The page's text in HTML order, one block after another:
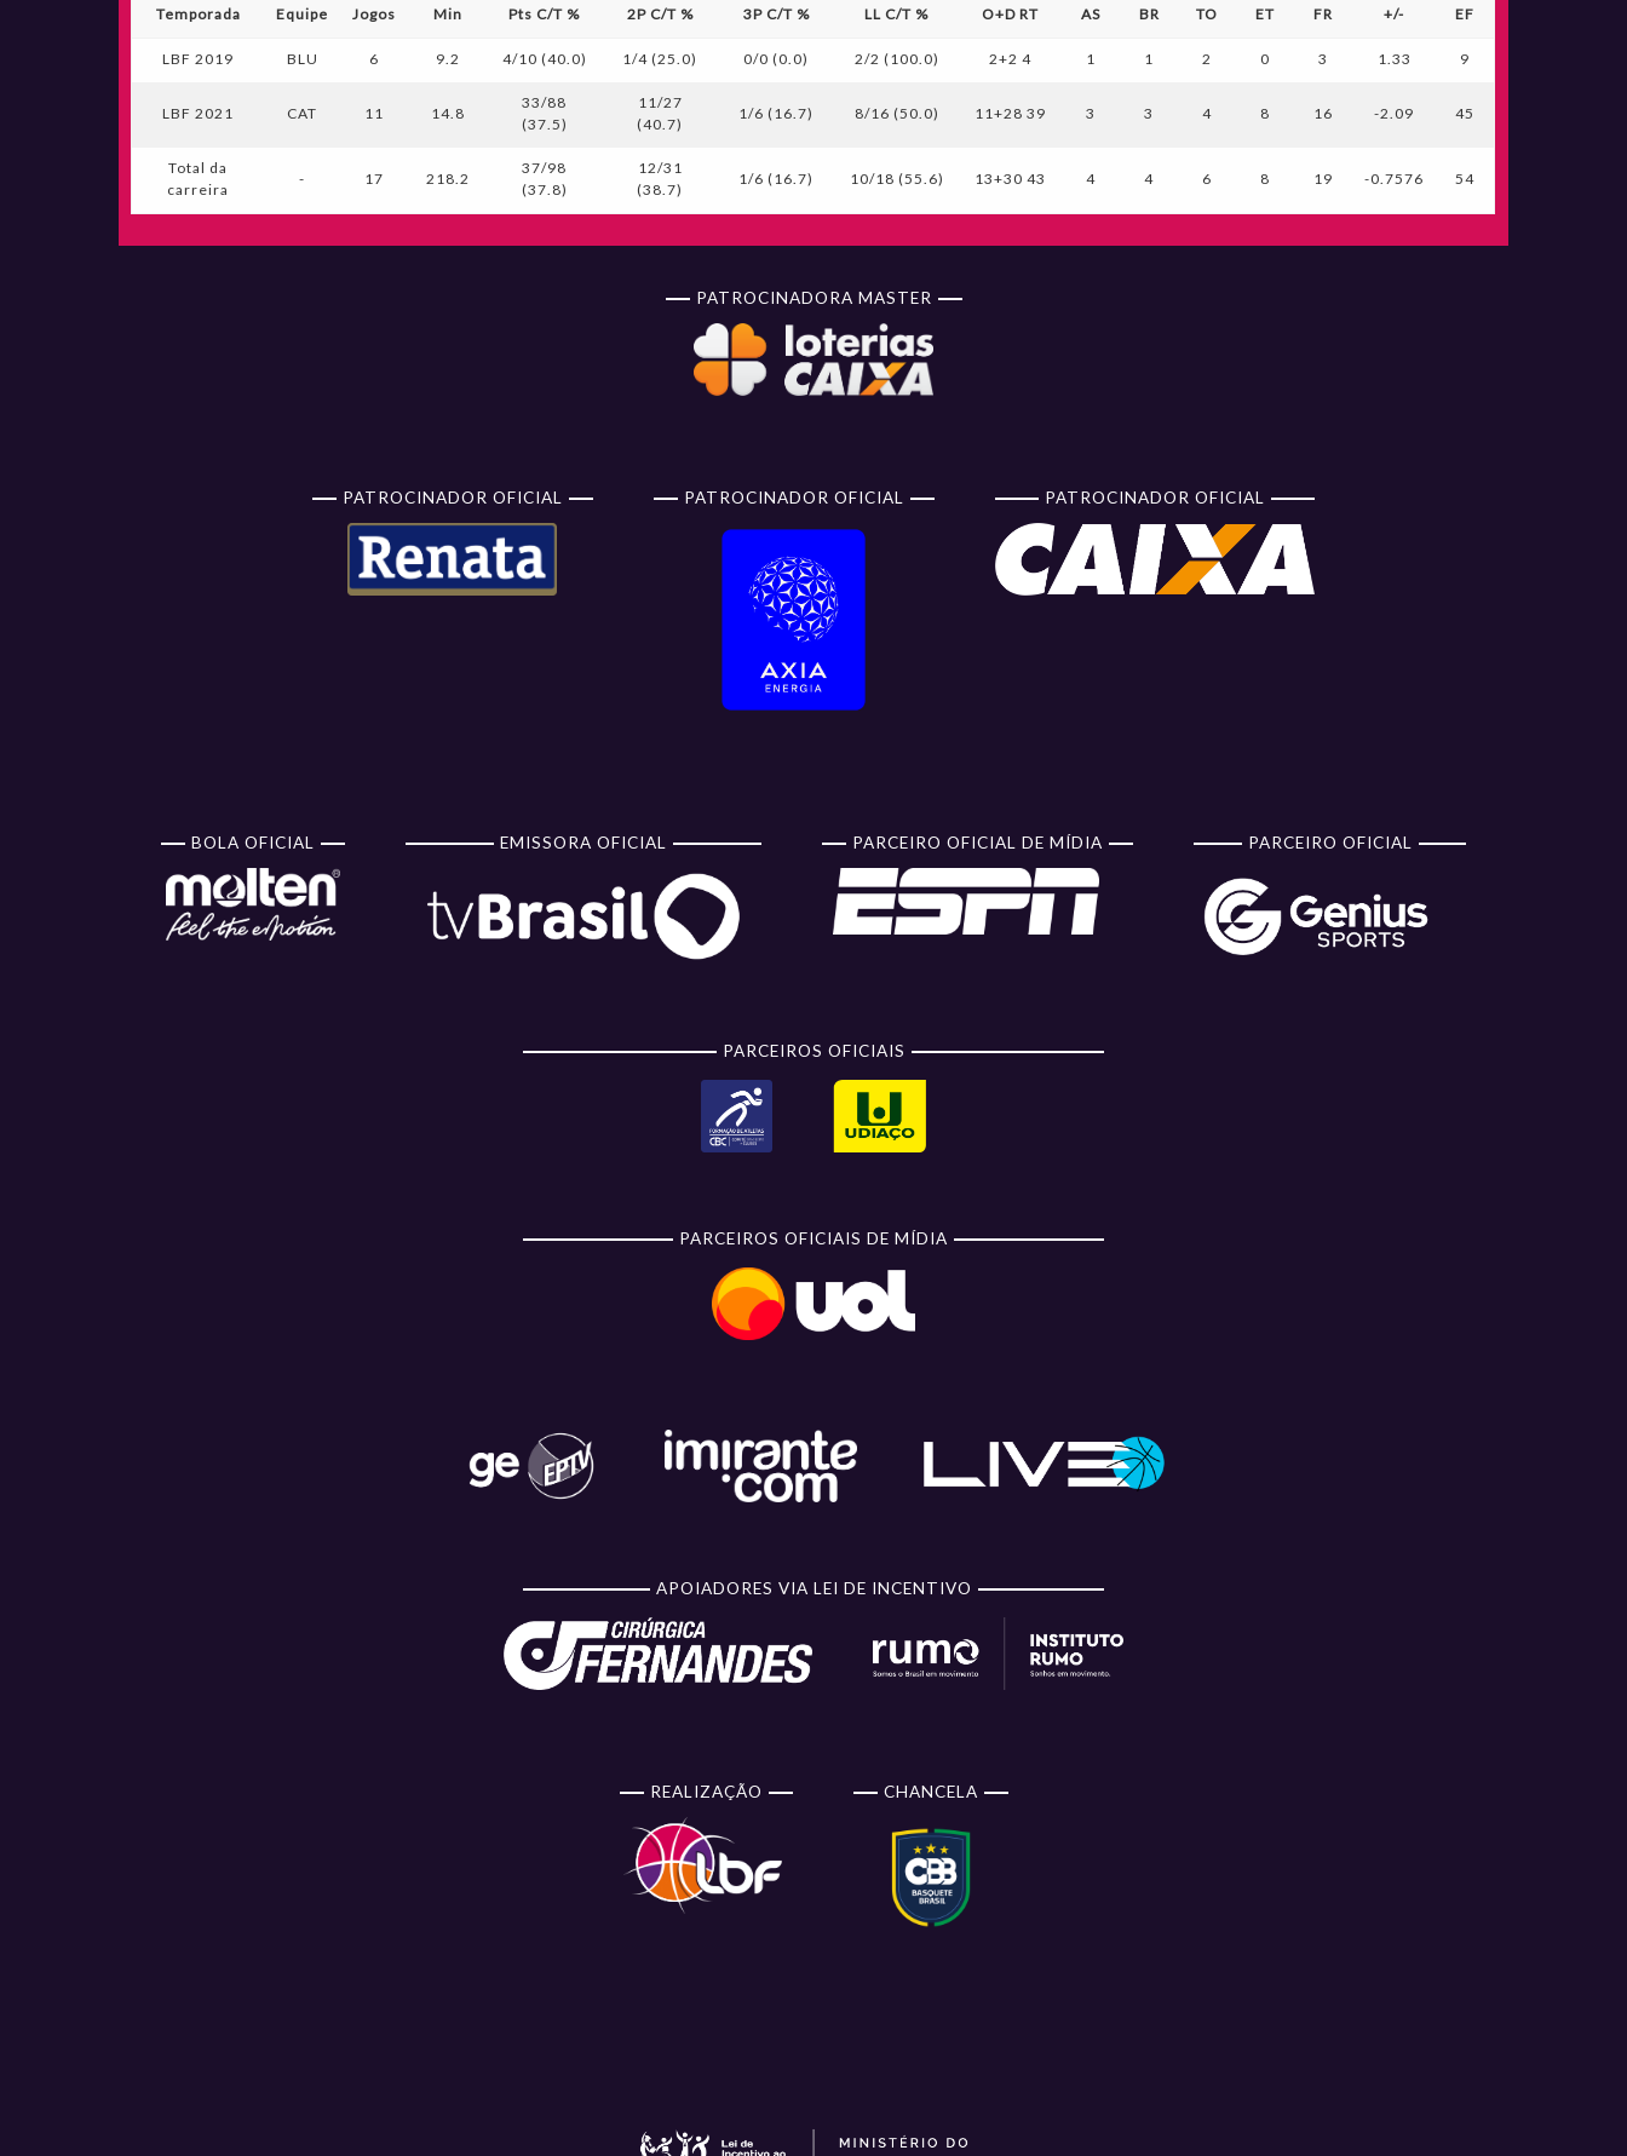
Temporada Equipe Jogos Min Pts C/T % 2P C/T % 3P C/T % LL C/T % O+D RT AS BR TO ET FR +/- EF
LBF 2019 BLU 6 9.2 4/10 (40.0) 1/4 (25.0) 0/0 (0.0) 2/2 (100.0) 2+2 4 1 1 2 0 3 1.33 9
LBF 2021 CAT 11 14.8
33/88
(37.5)
11/27
(40.7)
1/6 (16.7) 8/16 (50.0) 11+28 39 3 3 4 8 16 -2.09 45
Total da
carreira
- 17 218.2
37/98
(37.8)
12/31
(38.7)
1/6 (16.7) 10/18 (55.6) 13+30 43 4 4 6 8 19 -0.7576 54
PATROCINADORA MASTER
PATROCINADOR OFICIAL PATROCINADOR OFICIAL PATROCINADOR OFICIAL
BOLA OFICIAL EMISSORA OFICIAL PARCEIRO OFICIAL DE MÍDIA PARCEIRO OFICIAL
PARCEIROS OFICIAIS
PARCEIROS OFICIAIS DE MÍDIA
APOIADORES VIA LEI DE INCENTIVO
REALIZAÇÃO CHANCELA